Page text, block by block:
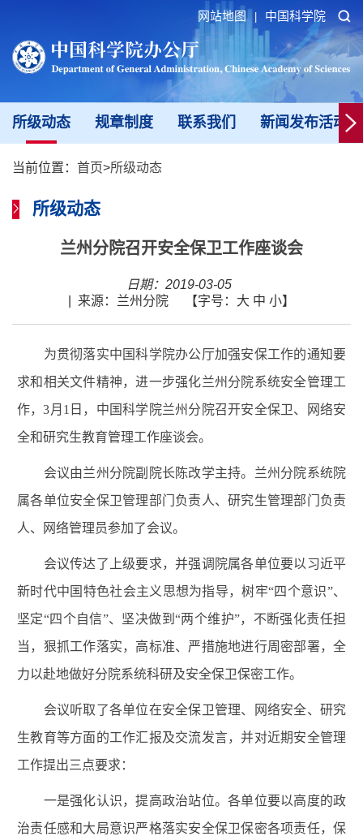
网站地图 中国科学院
所级动态 规章制度 联系我们 新闻发布活动
当前位置： 首页>所级动态
所级动态
兰州分院召开安全保卫工作座谈会
日期：2019-03-05
来源：兰州分院 【字号： 大 中 小】
为贯彻落实中国科学院办公厅加强安保工作的通知要
求和相关文件精神，进一步强化兰州分院系统安全管理工
作，3月 1 日，中国科学院兰州分院召开安全保卫、网络安
全和研究生教育管理工作座谈会。
会议由兰州分院副院长陈改学主持。兰州分院系统院
属各单位安全保卫管理部门负责人、研究生管理部门负责
人、网络管理员参加了会议。
会议传达了上级要求，并强调院属各单位要以习近平
新时代中国特色社会主义思想为指导，树牢“四个意识”、
坚定“四个自信”、坚决做到“两个维护”，不断强化责任担
当，狠抓工作落实，高标准、严措施地进行周密部署，全
力以赴地做好分院系统科研及安全保卫保密工作。
会议听取了各单位在安全保卫管理、网络安全、研究
生教育等方面的工作汇报及交流发言，并对近期安全管理
工作提出三点要求：
一是强化认识，提高政治站位。各单位要以高度的政
治责任感和大局意识严格落实安全保卫保密各项责任，保